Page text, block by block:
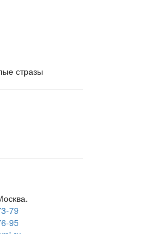
стразы
79
95